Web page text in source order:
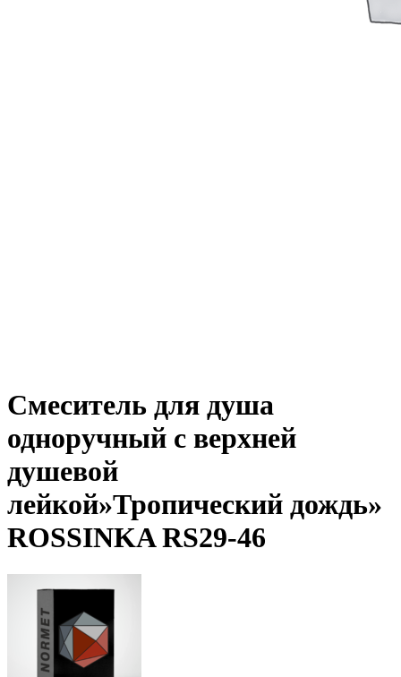
Смеситель для душа
одноручный с верхней
душевой
лейкой»Тропический дождь»
ROSSINKA RS29-46